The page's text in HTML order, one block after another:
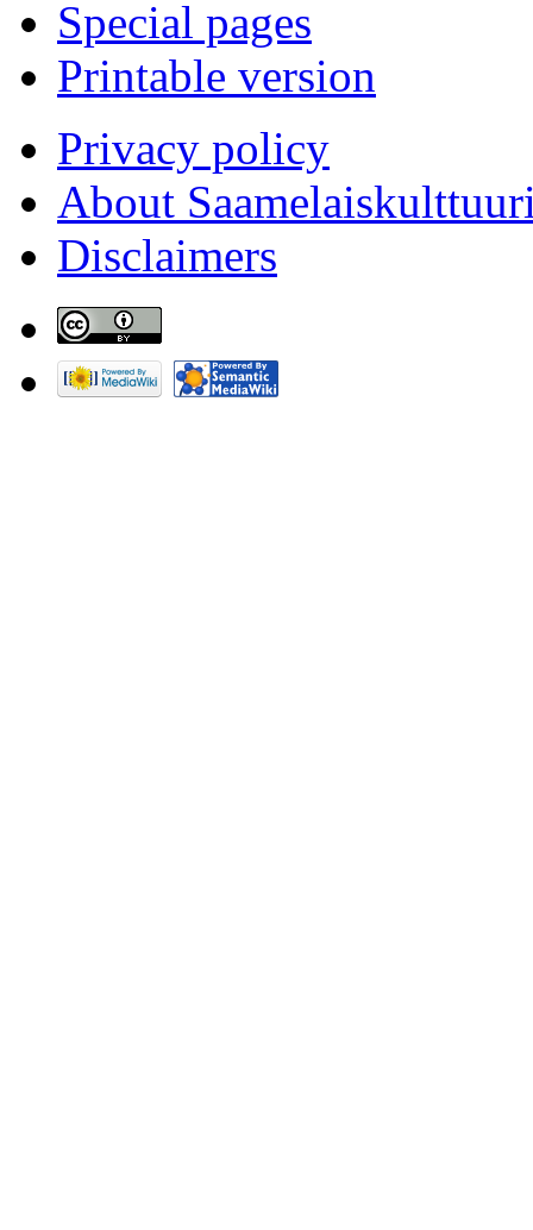
Special pages
Printable version
Privacy policy
About
Disclaimers